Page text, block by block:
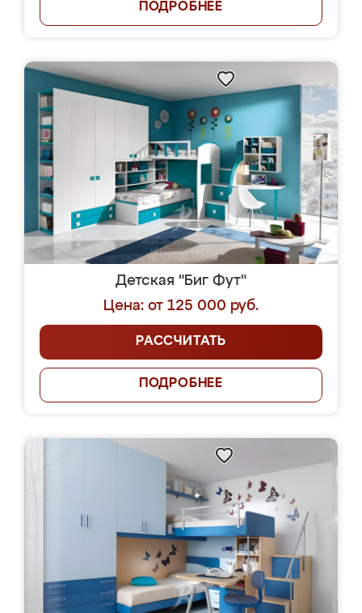
ПОДРОБНЕЕ
Детская "Биг Фут"
Цена: от 125 000 руб.
РАССЧИТАТЬ
ПОДРОБНЕЕ